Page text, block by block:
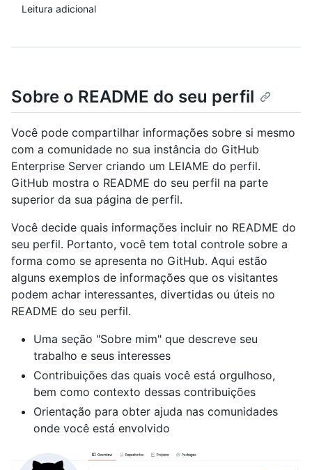
Leitura adicional
Sobre o README do seu perfil
Você pode compartilhar informações sobre si mesmo
com a comunidade no sua instância do GitHub
Enterprise Server criando um LEIAME do perfil.
GitHub mostra o README do seu perfil na parte
superior da sua página de perfil.
Você decide quais informações incluir no README do
seu perfil. Portanto, você tem total controle sobre a
forma como se apresenta no GitHub. Aqui estão
alguns exemplos de informações que os visitantes
podem achar interessantes, divertidas ou úteis no
README do seu perfil.
Uma seção "Sobre mim" que descreve seu
trabalho e seus interesses
Contribuições das quais você está orgulhoso,
bem como contexto dessas contribuições
Orientação para obter ajuda nas comunidades
onde você está envolvido